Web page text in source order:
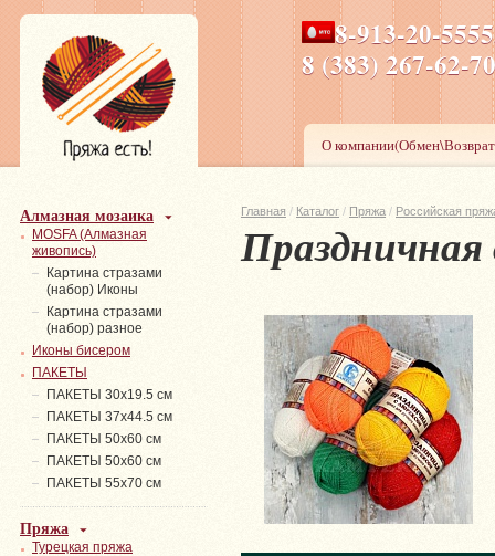
8-913-20-
8 (383) 267-
ПН-ПТ 8-17,СБ-ВС 9-
О
Главная / Каталог / Пряжа / Российская
Праздничная
Алмазная мозаика
MOSFA (Алмазная
живопись)
Картина стразами
(набор) Иконы
Картина стразами
(набор) разное
Иконы бисером
ПАКЕТЫ
ПАКЕТЫ 30х19.5 см
ПАКЕТЫ 37х44.5 см
ПАКЕТЫ 50х60 см
ПАКЕТЫ 50х60 см
ПАКЕТЫ 55х70 см
Пряжа
Турецкая пряжа